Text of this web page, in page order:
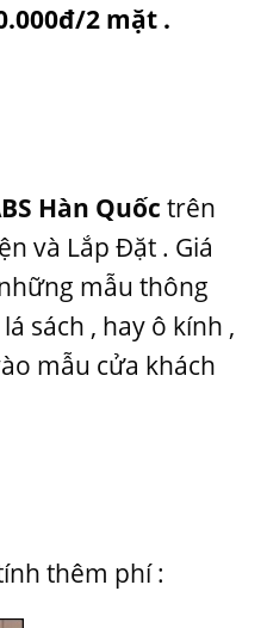
2 mặt .
Hàn Quốc trên
và Lắp Đặt . Giá
mẫu thông
sách , hay ô kính ,
mẫu cửa khách
thêm phí :